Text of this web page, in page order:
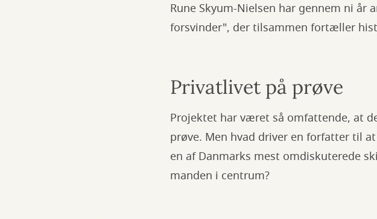
Rune Skyum-Nielsen har gennem ni
forsvinder", der tilsammen fortæller
Privatlivet på prøve
Projektet har været så omfattende, at
prøve. Men hvad driver en forfatter til
en af Danmarks mest omdiskuterede
manden i centrum?